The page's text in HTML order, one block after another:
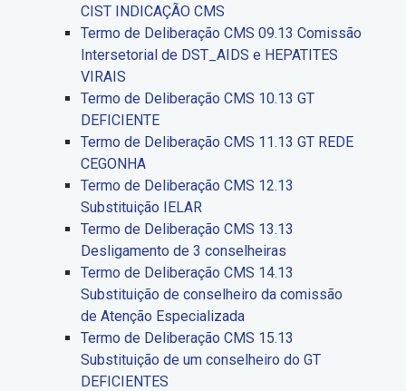
CIST INDICAÇÃO CMS
Termo de Deliberação CMS 09.13 Comissão
Intersetorial de DST_AIDS e HEPATITES
VIRAIS
Termo de Deliberação CMS 10.13 GT
DEFICIENTE
Termo de Deliberação CMS 11.13 GT REDE
CEGONHA
Termo de Deliberação CMS 12.13
Substituição IELAR
Termo de Deliberação CMS 13.13
Desligamento de 3 conselheiras
Termo de Deliberação CMS 14.13
Substituição de conselheiro da comissão
de Atenção Especializada
Termo de Deliberação CMS 15.13
Substituição de um conselheiro do GT
DEFICIENTES